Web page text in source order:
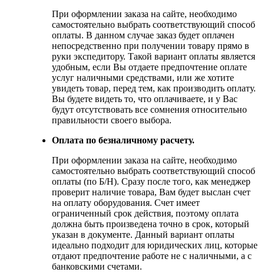
При оформлении заказа на сайте, необходимо
самостоятельно выбрать соответствующий способ
оплаты. В данном случае заказ будет оплачен
непосредственно при получении товару прямо в
руки экспедитору. Такой вариант оплаты является
удобным, если Вы отдаете предпочтение оплате
услуг наличными средствами, или же хотите
увидеть товар, перед тем, как производить оплату.
Вы будете видеть то, что оплачиваете, и у Вас
будут отсутствовать все сомнения относительно
правильности своего выбора.
Оплата по безналичному расчету.
При оформлении заказа на сайте, необходимо
самостоятельно выбрать соответствующий способ
оплаты (по Б/Н). Сразу после того, как менеджер
проверит наличие товара, Вам будет выслан счет
на оплату оборудования. Счет имеет
ограниченный срок действия, поэтому оплата
должна быть произведена точно в срок, который
указан в документе. Данный вариант оплаты
идеально подходит для юридических лиц, которые
отдают предпочтение работе не с наличными, а с
банковскими счетами.